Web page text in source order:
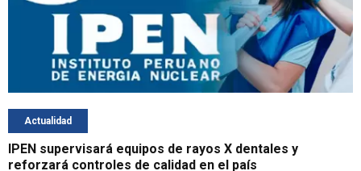
Actualidad
IPEN supervisará equipos de rayos X dentales y
reforzará controles de calidad en el país